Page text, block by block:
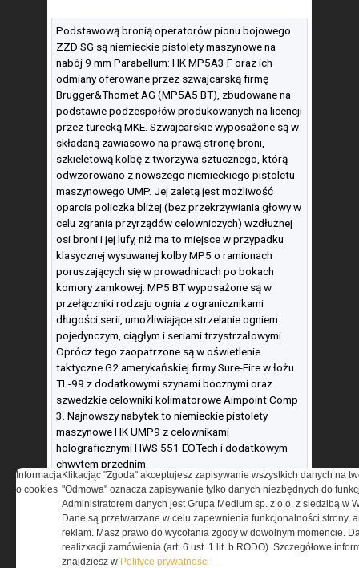
Podstawową bronią operatorów pionu bojowego
ZZD SG są niemieckie pistolety maszynowe na
nabój 9 mm Parabellum: HK MP5A3 F oraz ich
odmiany oferowane przez szwajcarską firmę
Brugger&Thomet AG (MP5A5 BT), zbudowane na
podstawie podzespołów produkowanych na licencji
przez turecką MKE. Szwajcarskie wyposażone są w
składaną zawiasowo na prawą stronę broni,
szkieletową kolbę z tworzywa sztucznego, którą
odwzorowano z nowszego niemieckiego pistoletu
maszynowego UMP. Jej zaletą jest możliwość
oparcia policzka bliżej (bez przekrzywiania głowy w
celu zgrania przyrządów celowniczych) wzdłużnej
osi broni i jej lufy, niż ma to miejsce w przypadku
klasycznej wysuwanej kolby MP5 o ramionach
poruszających się w prowadnicach po bokach
komory zamkowej. MP5 BT wyposażone są w
przełączniki rodzaju ognia z ogranicznikami
długości serii, umożliwiające strzelanie ogniem
pojedynczym, ciągłym i seriami trzystrzałowymi.
Oprócz tego zaopatrzone są w oświetlenie
taktyczne G2 amerykańskiej firmy Sure-Fire w łożu
TL-99 z dodatkowymi szynami bocznymi oraz
szwedzkie celowniki kolimatorowe Aimpoint Comp
3. Najnowszy nabytek to niemieckie pistolety
maszynowe HK UMP9 z celownikami
holograficznymi HWS 551 EOTech i dodatkowym
chwytem przednim.
Zamiennie z pistoletami maszynowymi używane są
kanadyjskie 5,56-mm subkarabinki C8 CQB
(producent: Colt Canada, dawniej Diemaco) z
dodatkowym chwytem przednim, oświetleniem
taktycznym i laserowym wskaźnikiem celu Blast 2
(promień widzialny i IR) amerykańskiej firmy Laser
Informacja
o cookies
Klikacjąc "Zgoda" akceptujesz zapisywanie wszystkich danych na
"Odmowa" oznacza zapisywanie tylko danych niezbędnych do
Administratorem danych jest Grupa Medium sp. z o.o. z siedzibą w
Dane są przetwarzane w celu zapewnienia funkcjonalności strony,
reklam. Masz prawo do wycofania zgody w dowolnym momencie.
realizxacji zamówienia (art. 6 ust. 1 lit. b RODO). Szczegółowe
znajdziesz w Polityce prywatności